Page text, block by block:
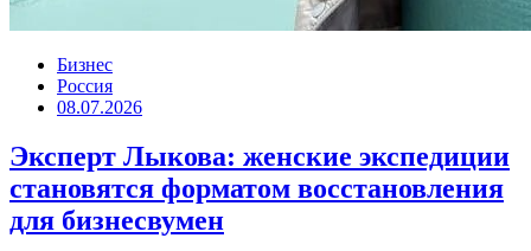
Бизнес
Россия
08.07.2026
Эксперт Лыкова: женские экспедиции
становятся форматом восстановления
для бизнесвумен